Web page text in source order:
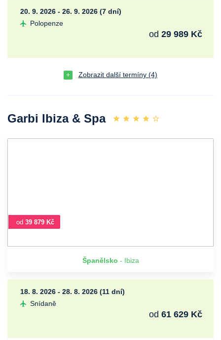
20. 9. 2026 - 26. 9. 2026 (7 dní)
Polopenze
od 29 989 Kč
Zobrazit další termíny (4)
Garbi Ibiza & Spa
od 39 879 Kč
Španělsko - Ibiza
18. 8. 2026 - 28. 8. 2026 (11 dní)
Snídaně
od 61 629 Kč